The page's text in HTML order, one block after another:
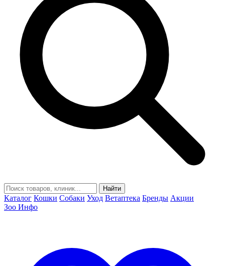
Найти
Каталог Кошки Собаки Уход Ветаптека Бренды Акции
Зоо Инфо